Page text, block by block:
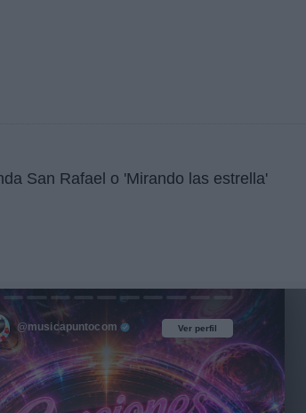
San Rafael o 'Mirando las estrella'
Ver perfil
@musicapuntocom Ver perfil